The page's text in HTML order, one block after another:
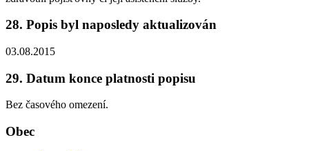
28. Popis byl naposledy aktualizován
03.08.2015
29. Datum konce platnosti popisu
Bez časového omezení.
Obec